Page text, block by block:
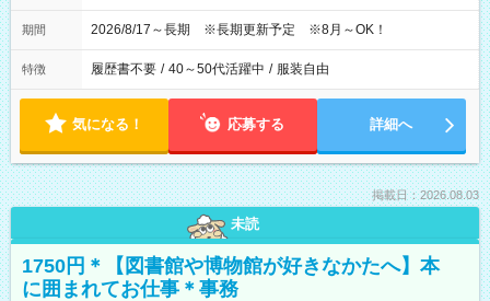
期間 2026/8/17～長期 ※長期更新予定 ※8月～OK！
特徴 履歴書不要 / 40～50代活躍中 / 服装自由
気になる！ 応募する 詳細へ
掲載日：2026.08.03
未読
1750円＊【図書館や博物館が好きなかたへ】本
に囲まれてお仕事＊事務